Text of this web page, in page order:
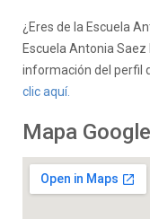
¿Eres de la Escuela
Escuela Antonia
información del perfil
clic aquí.
Mapa Google